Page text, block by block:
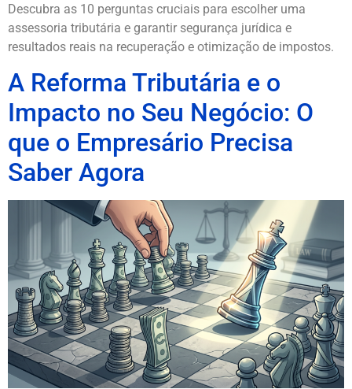
Descubra as 10 perguntas cruciais para escolher uma
assessoria tributária e garantir segurança jurídica e
resultados reais na recuperação e otimização de impostos.
A Reforma Tributária e o
Impacto no Seu Negócio: O
que o Empresário Precisa
Saber Agora